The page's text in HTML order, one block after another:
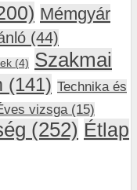
Mémgyár
(44)
(4) Szakmai
(141) Technika és
vizsga(15)
(252) Étlap